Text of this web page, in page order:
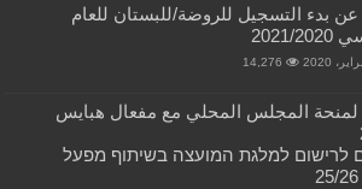
عن بدء التسجيل للروضة/للبستان للعام
2020
14,276
لمنحة المجلس المحلي مع مفعال هبايس
לרישום למלגת המועצה בשיתוף מפעל